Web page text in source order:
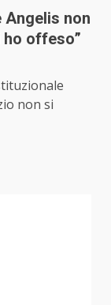
Angelis non
ho offeso”
non si